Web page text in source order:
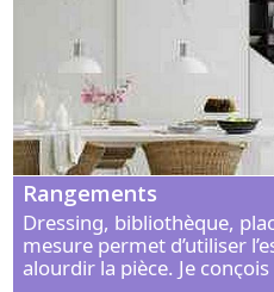
Rangements
Dressing, bibliothèque,
mesure permet d’utiliser
alourdir la pièce. Je